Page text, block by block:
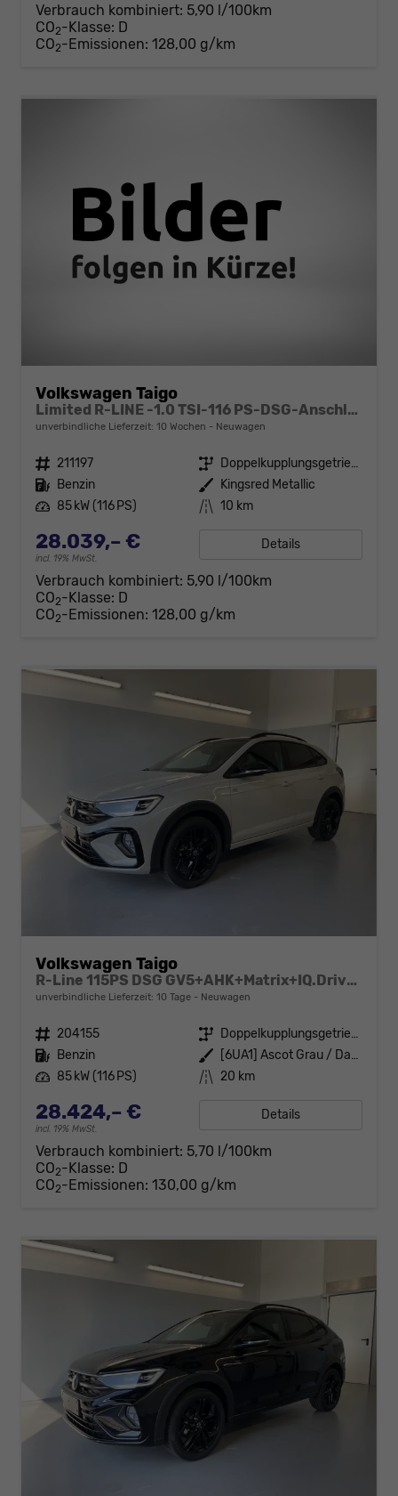
Verbrauch kombiniert: 5,90 l/100km
CO2-Klasse: D
CO2-Emissionen: 128,00 g/km
Volkswagen Taigo
Limited R-LINE -1.0 TSI-116 PS-DSG-Anschlussgarantie-AppleCarPlay-AndroidAuto-Kessy GO-ACC-PDC2x-Kamera-Klimaautomatik-LED MATRIX-18"Alu
unverbindliche Lieferzeit: 10 Wochen Neuwagen
Fahrzeugnr. 211197 Getriebe
Doppelkupplungsgetriebe (DSG)
Kraftstoff Benzin Außenfarbe Kingsred Metallic
Leistung 85 kW (116 PS) Kilometerstand 10 km
28.039,– €
incl. 19% MwSt.
Details
Verbrauch kombiniert: 5,90 l/100km
CO2-Klasse: D
CO2-Emissionen: 128,00 g/km
Volkswagen Taigo
R-Line 115PS DSG GV5+AHK+Matrix+IQ.Drive+Black+Keyless+Alu18+Cam+Sitzheiz
unverbindliche Lieferzeit: 10 Tage Neuwagen
Fahrzeugnr. 204155 Getriebe
Doppelkupplungsgetriebe (DSG)
Kraftstoff Benzin Außenfarbe
[6UA1] Ascot Grau / Dach Schwarz
Leistung 85 kW (116 PS) Kilometerstand 20 km
28.424,– €
incl. 19% MwSt.
Details
Verbrauch kombiniert: 5,70 l/100km
CO2-Klasse: D
CO2-Emissionen: 130,00 g/km